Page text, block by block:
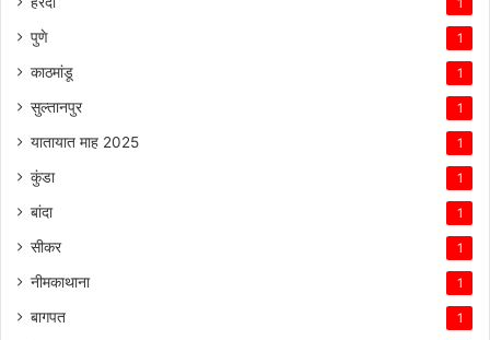
पुणे 1
काठमांडू 1
सुल्तानपुर 1
यातायात माह 2025 1
कुंडा 1
बांदा 1
सीकर 1
नीमकाथाना 1
बागपत 1